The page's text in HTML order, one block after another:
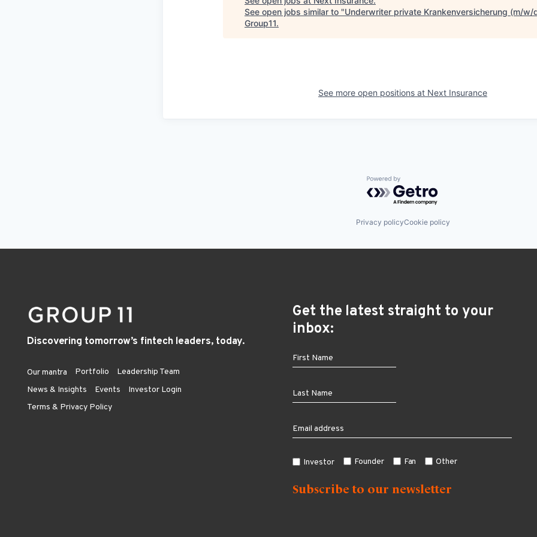
See open jobs similar to "Underwriter private Krankenversicherung (m/w/
Group11.
See more open positions at Next Insurance
Powered by Getro.com
Privacy policyCookie policy
Discovering tomorrow’s fintech leaders, today.
Our mantra Portfolio
Leadership Team
News & Insights
Events
Investor Login
Terms & Privacy Policy
Get the latest straight to your
inbox:
Investor Founder Fan Other